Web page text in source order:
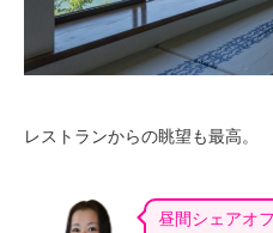
レストランからの眺望も最高。
昼間シェアオ